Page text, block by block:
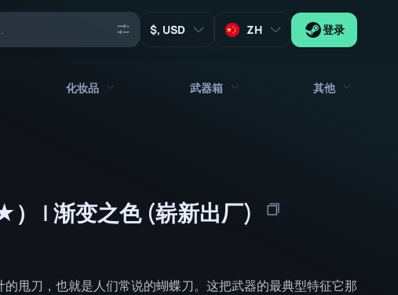
, USD ZH 登录
化妆品
武器挂饰
武器箱
板条箱
其他
收藏品
） | 渐变之色 (崭新出厂)
的甩刀，也就是人们常说的蝴蝶刀。这把武器的最典型特征它那